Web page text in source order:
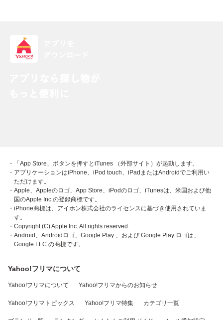
・「App Store」ボタンを押すとiTunes （外部サイト）が起動します。
・アプリケーションはiPhone、iPod touch、iPadまたはAndroidでご利用い
ただけます。
・Apple、Appleのロゴ、App Store、iPodのロゴ、iTunesは、米国および他
国のApple Inc.の登録商標です。
・iPhone商標は、アイホン株式会社のライセンスに基づき使用されていま
す。
・Copyright (C) Apple Inc. All rights reserved.
・Android、Androidロゴ、Google Play 、および Google Play ロゴは、
Google LLC の商標です。
Yahoo!フリマについて
Yahoo!フリマについて Yahoo!フリマからのお知らせ
Yahoo!フリマトピックス Yahoo!フリマ特集 カテゴリ一覧